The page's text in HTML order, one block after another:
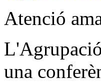
Atenció
una